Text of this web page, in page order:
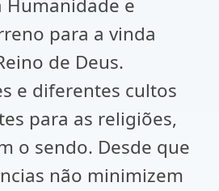
e
para a vinda
de Deus.
e diferentes cultos
para as religiões,
o sendo. Desde que
não minimizem